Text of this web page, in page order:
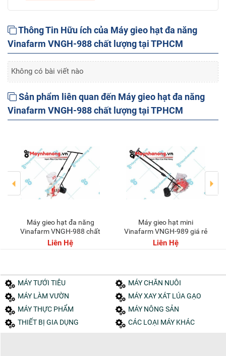
Thông Tin Hữu ích của Máy gieo hạt đa năng
Vinafarm VNGH-988 chất lượng tại TPHCM
Không có bài viết nào
Sản phẩm liên quan đến Máy gieo hạt đa năng
Vinafarm VNGH-988 chất lượng tại TPHCM
Máy gieo hạt đa năng
Vinafarm VNGH-988 chất
lượng tại TPHCM
Liên Hệ
Máy gieo hạt mini
Vinafarm VNGH-989 giá rẻ
Liên Hệ
MÁY TƯỚI TIÊU
MÁY CHĂN NUÔI
MÁY LÀM VƯỜN
MÁY XAY XÁT LÚA GẠO
MÁY THỰC PHẨM
MÁY NÔNG SẢN
THIẾT BỊ GIA DỤNG
CÁC LOẠI MÁY KHÁC